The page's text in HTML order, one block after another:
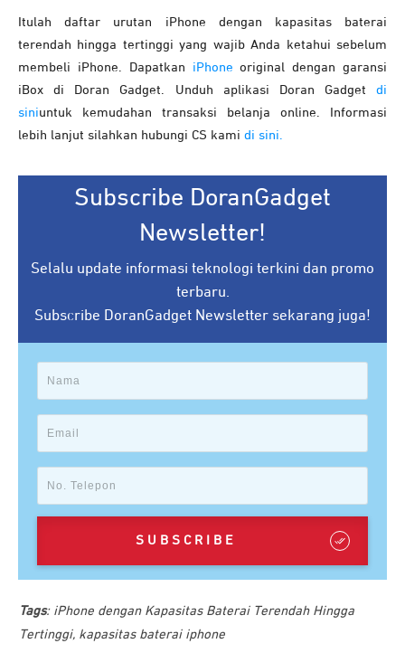
Itulah daftar urutan iPhone dengan kapasitas baterai
terendah hingga tertinggi yang wajib Anda ketahui sebelum
membeli iPhone. Dapatkan iPhone original dengan garansi
iBox di Doran Gadget. Unduh aplikasi Doran Gadget di
siniuntuk kemudahan transaksi belanja online. Informasi
lebih lanjut silahkan hubungi CS kami di sini.
Subscribe DoranGadget
Newsletter!
Selalu update informasi teknologi terkini dan promo
terbaru.
Subscribe DoranGadget Newsletter sekarang juga!
SUBSCRIBE
Tags: iPhone dengan Kapasitas Baterai Terendah Hingga
Tertinggi, kapasitas baterai iphone